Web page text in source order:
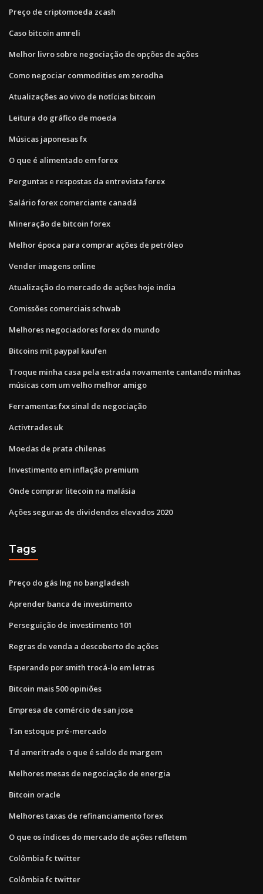
Preço de criptomoeda zcash
Caso bitcoin amreli
Melhor livro sobre negociação de opções de ações
Como negociar commodities em zerodha
Atualizações ao vivo de notícias bitcoin
Leitura do gráfico de moeda
Músicas japonesas fx
O que é alimentado em forex
Perguntas e respostas da entrevista forex
Salário forex comerciante canadá
Mineração de bitcoin forex
Melhor época para comprar ações de petróleo
Vender imagens online
Atualização do mercado de ações hoje india
Comissões comerciais schwab
Melhores negociadores forex do mundo
Bitcoins mit paypal kaufen
Troque minha casa pela estrada novamente cantando minhas
músicas com um velho melhor amigo
Ferramentas fxx sinal de negociação
Activtrades uk
Moedas de prata chilenas
Investimento em inflação premium
Onde comprar litecoin na malásia
Ações seguras de dividendos elevados 2020
Tags
Preço do gás lng no bangladesh
Aprender banca de investimento
Perseguição de investimento 101
Regras de venda a descoberto de ações
Esperando por smith trocá-lo em letras
Bitcoin mais 500 opiniões
Empresa de comércio de san jose
Tsn estoque pré-mercado
Td ameritrade o que é saldo de margem
Melhores mesas de negociação de energia
Bitcoin oracle
Melhores taxas de refinanciamento forex
O que os índices do mercado de ações refletem
Colômbia fc twitter
Colômbia fc twitter